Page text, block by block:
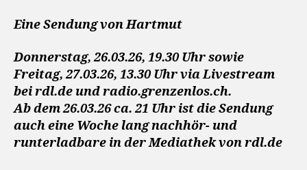
Eine Sendung von Hartmut
Donnerstag, 26.03.26, 19.30 Uhr sowie
Freitag, 27.03.26, 13.30 Uhr via Livestream
bei rdl.de und radio.grenzenlos.ch.
Ab dem 26.03.26 ca. 21 Uhr ist die Sendung
auch eine Woche lang nachhör- und
runterladbare in der Mediathek von rdl.de